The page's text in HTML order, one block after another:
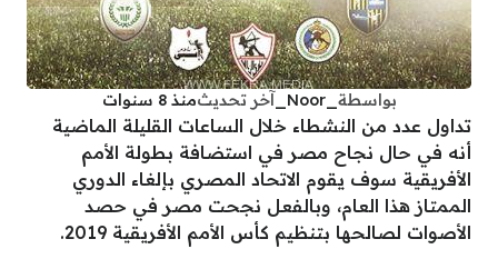
بواسطة _Noor_ آخر تحديثمنذ 8 سنوات
تداول عدد من النشطاء خلال الساعات القليلة الماضية
أنه في حال نجاح مصر في استضافة بطولة الأمم
الأفريقية سوف يقوم الاتحاد المصري بإلغاء الدوري
الممتاز هذا العام، وبالفعل نجحت مصر في حصد
الأصوات لصالحها بتنظيم كأس الأمم الأفريقية 2019.